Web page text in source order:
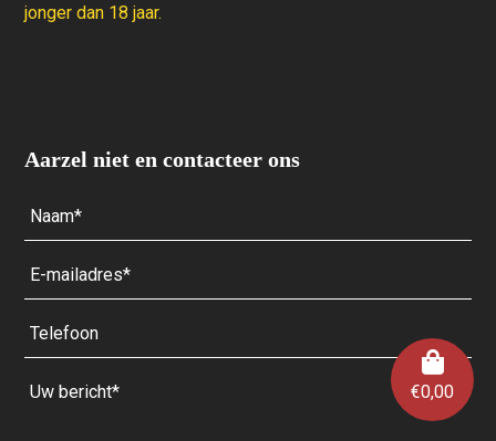
€0,00
jonger dan 18 jaar.
Aarzel niet en contacteer ons